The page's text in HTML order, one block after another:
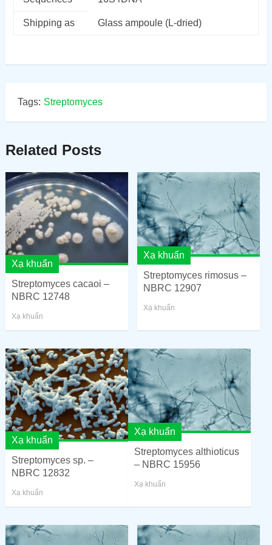
Shipping as Glass ampoule (L-dried)
Tags: Streptomyces
Related Posts
Xạ khuẩn
Streptomyces cacaoi –
NBRC 12748
Xạ khuẩn
Xạ khuẩn
Streptomyces rimosus –
NBRC 12907
Xạ khuẩn
Xạ khuẩn
Streptomyces sp. –
NBRC 12832
Xạ khuẩn
Xạ khuẩn
Streptomyces althioticus
– NBRC 15956
Xạ khuẩn